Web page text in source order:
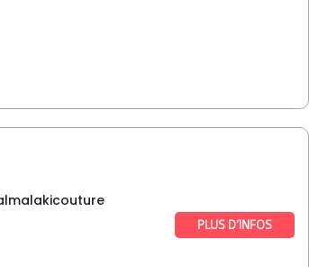
PLUS D’INFOS